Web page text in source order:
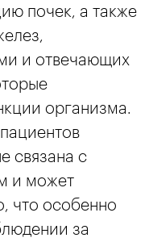
почек, а также
и отвечающих
организма.
связана с
и может
что особенно
за